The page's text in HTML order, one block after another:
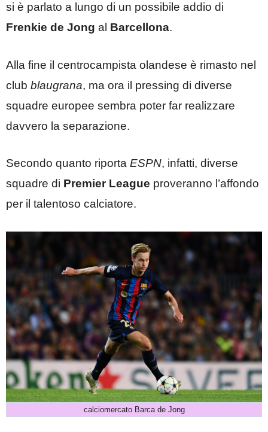
si è parlato a lungo di un possibile addio di
Frenkie de Jong al Barcellona.
Alla fine il centrocampista olandese è rimasto nel
club blaugrana, ma ora il pressing di diverse
squadre europee sembra poter far realizzare
davvero la separazione.
Secondo quanto riporta ESPN, infatti, diverse
squadre di Premier League proveranno l’affondo
per il talentoso calciatore.
calciomercato Barca de Jong